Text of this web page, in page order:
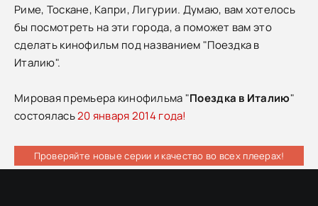
Риме, Тоскане, Капри, Лигурии. Думаю, вам хотелось
бы посмотреть на эти города, а поможет вам это
сделать кинофильм под названием "Поездка в
Италию".
Мировая премьера кинофильма "Поездка в Италию"
состоялась20 января 2014 года!
Проверяйте новые серии и качество во всех плеерах!